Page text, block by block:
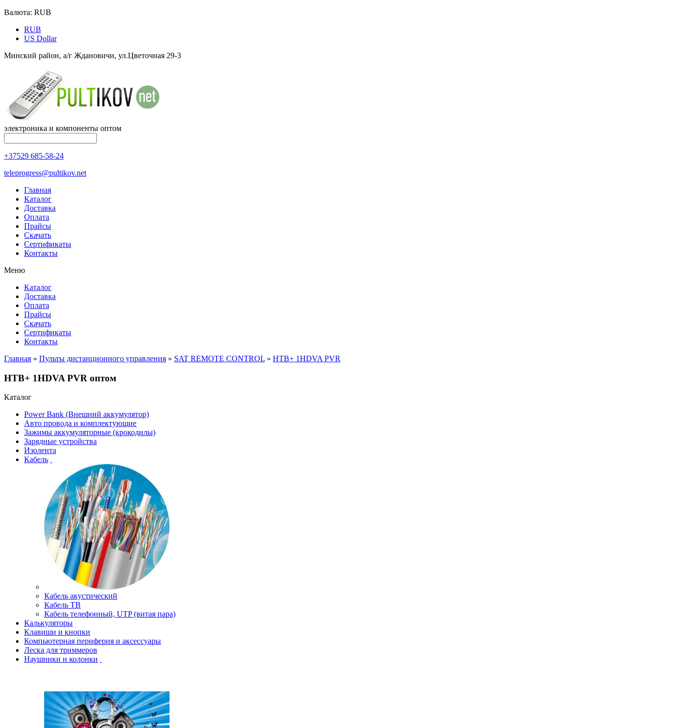
Валюта: RUB
RUB
US Dollar
Минский район, а/г Ждановичи, ул.Цветочная 29-3
электроника и компоненты оптом
+37529 685-58-24
teleprogress@pultikov.net
Главная
Каталог
Доставка
Оплата
Прайсы
Cкачать
Сертификаты
Контакты
Меню
Каталог
Доставка
Оплата
Прайсы
Cкачать
Сертификаты
Контакты
Главная » Пульты дистанционного управления » SAT REMOTE CONTROL » НТВ+ 1HDVA PVR
НТВ+ 1HDVA PVR оптом
Каталог
Power Bank (Внешний аккумулятор)
Авто провода и комплектующие
Зажимы аккумуляторные (крокодилы)
Зарядные устройства
Изолента
Кабель
Кабель акустический
Кабель ТВ
Кабель телефонный, UTP (витая пара)
Калькуляторы
Клавиши и кнопки
Компьютерная периферия и аксессуары
Леска для триммеров
Наушники и колонки